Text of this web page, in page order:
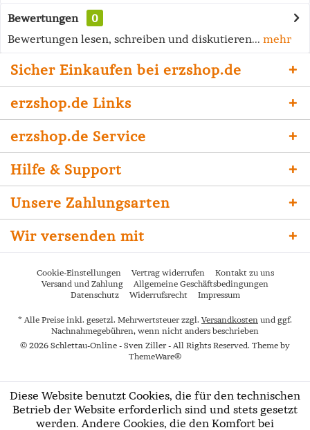
Bewertungen
0
Bewertungen lesen, schreiben und diskutieren... mehr
Sicher Einkaufen bei erzshop.de
erzshop.de Links
erzshop.de Service
Hilfe & Support
Unsere Zahlungsarten
Wir versenden mit
Cookie-Einstellungen Vertrag widerrufen
Kontakt zu uns
Versand und Zahlung
Allgemeine Geschäftsbedingungen
Datenschutz
Widerrufsrecht Impressum
* Alle Preise inkl. gesetzl. Mehrwertsteuer zzgl. Versandkosten und ggf.
Nachnahmegebühren, wenn nicht anders beschrieben
© 2026 Schlettau-Online - Sven Ziller - All Rights Reserved. Theme by
ThemeWare®
Diese Website benutzt Cookies, die für den technischen
Betrieb der Website erforderlich sind und stets gesetzt
werden. Andere Cookies, die den Komfort bei